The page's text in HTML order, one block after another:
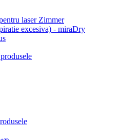
laser Zimmer
excesiva) - miraDry